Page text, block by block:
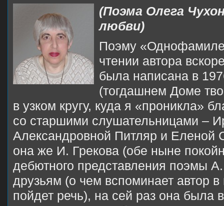
(Поэма Олега
любви)
Поэму
чтении автора
была написана в
(тогдашнем Доме
в узком кругу, куда я «проникла»
со старшими слушательницами –
Александровной Питляр и Еленой
она же И. Грекова (обе ныне
дебютного представления поэмы
друзьям (о чем вспоминает автор в
пойдет речь), на сей раз она была